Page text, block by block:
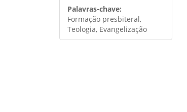
Palavras-chave:
Formação presbiteral,
Teologia, Evangelização